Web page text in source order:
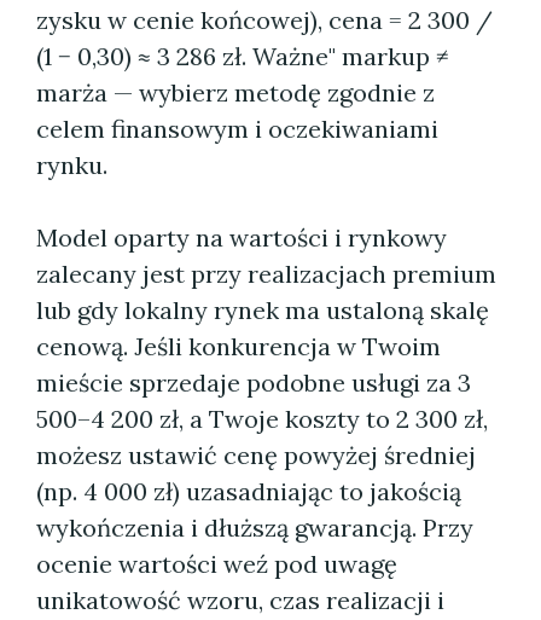
zysku w cenie końcowej), cena = 2 300 /
(1 − 0,30) ≈ 3 286 zł. Ważne" markup ≠
marża — wybierz metodę zgodnie z
celem finansowym i oczekiwaniami
rynku.
Model oparty na wartości i rynkowy
zalecany jest przy realizacjach premium
lub gdy lokalny rynek ma ustaloną skalę
cenową. Jeśli konkurencja w Twoim
mieście sprzedaje podobne usługi za 3
500–4 200 zł, a Twoje koszty to 2 300 zł,
możesz ustawić cenę powyżej średniej
(np. 4 000 zł) uzasadniając to jakością
wykończenia i dłuższą gwarancją. Przy
ocenie wartości weź pod uwagę
unikatowość wzoru, czas realizacji i